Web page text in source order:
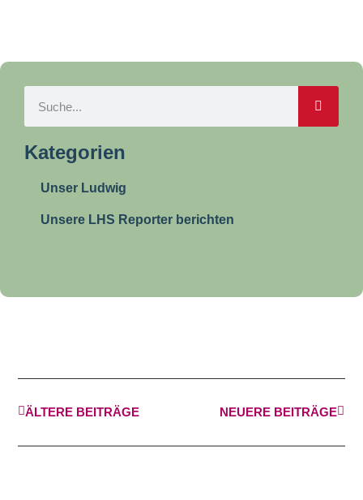
Kategorien
Unser Ludwig
Unsere LHS Reporter berichten
ÄLTERE BEITRÄGE NEUERE BEITRÄGE